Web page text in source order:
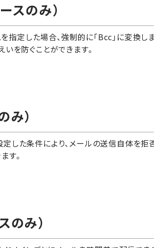
スのみ）
指定した場合、強制的に「Bcc」に変換し
を防ぐことができます。
み）
した条件により、メールの送信自体を拒
す。
のみ）